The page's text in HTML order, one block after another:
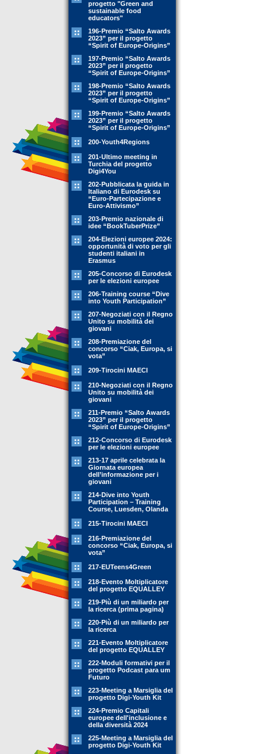
progetto "Green and
sustainable food
educators"
196-Premio “Salto Awards
2023” per il progetto
“Spirit of Europe-Origins”
197-Premio “Salto Awards
2023” per il progetto
“Spirit of Europe-Origins”
198-Premio “Salto Awards
2023” per il progetto
“Spirit of Europe-Origins”
199-Premio “Salto Awards
2023” per il progetto
“Spirit of Europe-Origins”
200-Youth4Regions
201-Ultimo meeting in
Turchia del progetto
Digi4You
202-Pubblicata la guida in
Italiano di Eurodesk su
“Euro-Partecipazione e
Euro-Attivismo”
203-Premio nazionale di
idee “BookTuberPrize”
204-Elezioni europee 2024:
opportunità di voto per gli
studenti italiani in
Erasmus
205-Concorso di Eurodesk
per le elezioni europee
206-Training course “Dive
into Youth Participation”
207-Negoziati con il Regno
Unito su mobilità dei
giovani
208-Premiazione del
concorso “Ciak, Europa, si
vota”
209-Tirocini MAECI
210-Negoziati con il Regno
Unito su mobilità dei
giovani
211-Premio “Salto Awards
2023” per il progetto
“Spirit of Europe-Origins”
212-Concorso di Eurodesk
per le elezioni europee
213-17 aprile celebrata la
Giornata europea
dell’informazione per i
giovani
214-Dive into Youth
Participation – Training
Course, Luesden, Olanda
215-Tirocini MAECI
216-Premiazione del
concorso “Ciak, Europa, si
vota”
217-EUTeens4Green
218-Evento Moltiplicatore
del progetto EQUALLEY
219-Più di un miliardo per
la ricerca (prima pagina)
220-Più di un miliardo per
la ricerca
221-Evento Moltiplicatore
del progetto EQUALLEY
222-Moduli formativi per il
progetto Podcast para um
Futuro
223-Meeting a Marsiglia del
progetto Digi-Youth Kit
224-Premio Capitali
europee dell'inclusione e
della diversità 2024
225-Meeting a Marsiglia del
progetto Digi-Youth Kit